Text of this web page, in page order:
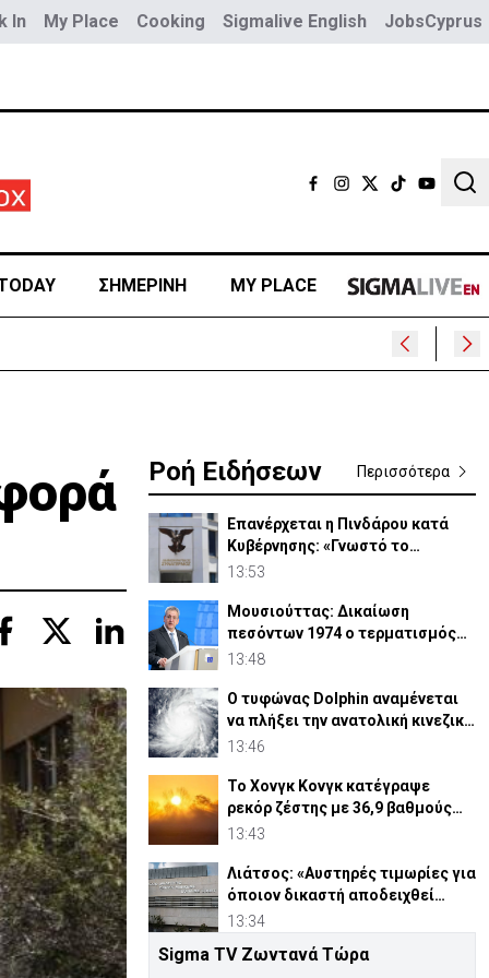
In My Place Cooking Sigmalive English JobsCyprus
ΣΗΜΕΡΙΝΗ MY PLACE
Ροή Ειδήσεων Περισσότερα
Επανέρχεται η Πινδάρου κατά
Κυβέρνησης: «Γνωστό το
ανέκδοτο περι ΔΗΣΑΚΕΛ»
13:53
Μουσιούττας: Δικαίωση
πεσόντων 1974 ο τερματισμός
κατοχής και η απελευθέρωση
13:48
Ο τυφώνας Dolphin αναμένεται
να πλήξει την ανατολική κινεζική
ακτή
13:46
Το Χονγκ Κονγκ κατέγραψε
ρεκόρ ζέστης με 36,9 βαθμούς
Κελσίου
13:43
Λιάτσος: «Αυστηρές τιμωρίες για
όποιον δικαστή αποδειχθεί
ένοχος»
13:34
ΦΩΤΟ: Καταζητείται 36χρονος
Sigma TV Ζωντανά Τώρα